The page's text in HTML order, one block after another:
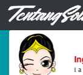
Skip to content